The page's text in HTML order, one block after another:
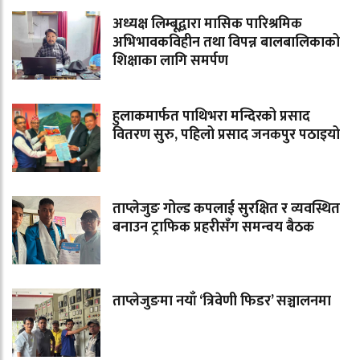
अध्यक्ष लिम्बूद्वारा मासिक पारिश्रमिक
अभिभावकविहीन तथा विपन्न बालबालिकाको
शिक्षाका लागि समर्पण
हुलाकमार्फत पाथिभरा मन्दिरको प्रसाद
वितरण सुरु, पहिलो प्रसाद जनकपुर पठाइयो
ताप्लेजुङ गोल्ड कपलाई सुरक्षित र व्यवस्थित
बनाउन ट्राफिक प्रहरीसँग समन्वय बैठक
ताप्लेजुङमा नयाँ ‘त्रिवेणी फिडर’ सञ्चालनमा